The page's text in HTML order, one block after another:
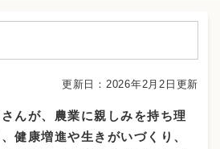
更新日：2026年2月2日更新
んが、農業に親しみを持ち理
健康増進や生きがいづくり、